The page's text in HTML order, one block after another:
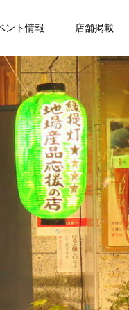
ント情報 店舗掲載